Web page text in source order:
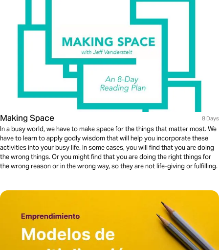
Making Space 8 Days
In a busy world, we have to make space for the things that matter most. We
have to learn to apply godly wisdom that will help you incorporate these
activities into your busy life. In some cases, you will find that you are doing
the wrong things. Or you might find that you are doing the right things for
the wrong reason or in the wrong way, so they are not life-giving or fulfilling.